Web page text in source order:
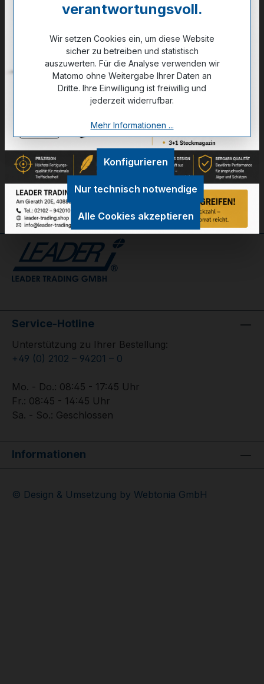
Noch kein Kunde?Registrieren Sie sich jetzt.
Zum Merkzettel hinzufügen
Technische Daten
GPSR Information
Bewertungen
Service-Hotline
Unterstützung zu Ihrer Bestellung:
+49 (0) 2102 – 94201 – 0
Mo. - Do.: 08:45 - 17:45 Uhr
Fr.: 08:45 - 14:45 Uhr
Sa. - So.: Geschlossen
Informationen
© Design & Umsetzung by Webtonia GmbH
verantwortungsvoll.
Wir setzen Cookies ein, um diese Website
sicher zu betreiben und statistisch
auszuwerten. Für die Analyse verwenden wir
Matomo ohne Weitergabe Ihrer Daten an
Dritte. Ihre Einwilligung ist freiwillig und
jederzeit widerrufbar.
Mehr Informationen ...
Nur technisch notwendige
Konfigurieren
Alle Cookies akzeptieren